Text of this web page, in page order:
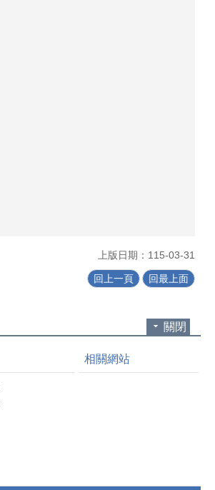
上版日期：115-03-31
回上一頁 回最上面
關閉
相關網站